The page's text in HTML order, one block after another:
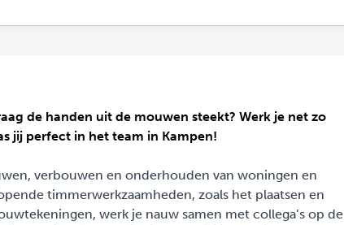
de handen uit de mouwen steekt? Werk je net zo
jij perfect in het team in Kampen!
verbouwen en onderhouden van woningen en
timmerwerkzaamheden, zoals het plaatsen en
werk je nauw samen met collega’s op de